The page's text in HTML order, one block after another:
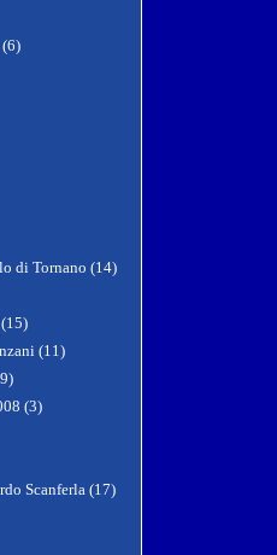
di Tornano (14)
(11)
(3)
Scanferla (17)